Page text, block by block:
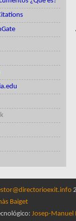
Baiget
Josep-Manuel